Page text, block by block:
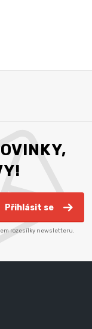
Přihlásit se
rozesílky newsletteru.